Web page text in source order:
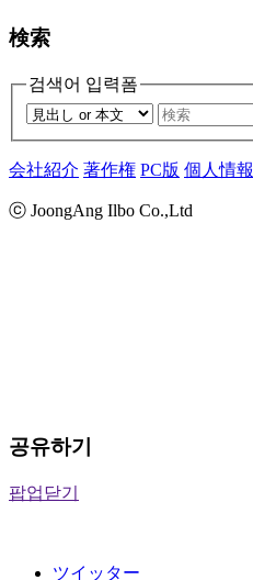
検索
검색어 입력폼
会社紹介 著作権 PC版 個人情報
ⓒ JoongAng Ilbo Co.,Ltd
공유하기
팝업닫기
ツイッター